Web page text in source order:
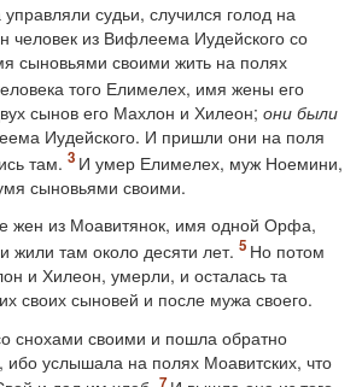
управляли судьи, случился голод на
человек из Вифлеема Иудейского со
сыновьями своими жить на полях
того Елимелех, имя жены его
сынов его Махлон и Хилеон; они были
Иудейского. И пришли они на поля
там.
И умер Елимелех, муж Ноемини,
сыновьями своими.
жен из Моавитянок, имя одной Орфа,
жили там около десяти лет.
Но потом
и Хилеон, умерли, и осталась та
своих сыновей и после мужа своего.
снохами своими и пошла обратно
ибо услышала на полях Моавитских, что